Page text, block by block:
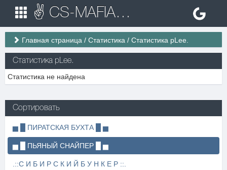
✌ CS-MAFIA.RU ✌ Игровые сервера Counter Strike 1.6
Главная страница / Статистика / Статистика pLee.
Статистика pLee.
Статистика не найдена
Сортировать
▅ █ ПИРАТСКАЯ БУХТА █ ▅
▅ █ ПЬЯНЫЙ СНАЙПЕР █ ▅
.::С И Б И Р С К И Й Б У Н К Е Р ::.